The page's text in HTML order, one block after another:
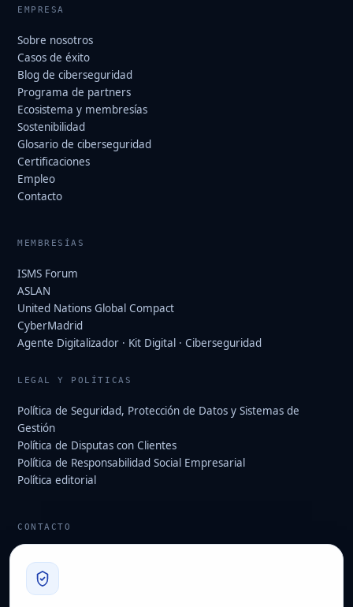
EMPRESA
Sobre nosotros
Casos de éxito
Blog de ciberseguridad
Programa de partners
Ecosistema y membresías
Sostenibilidad
Glosario de ciberseguridad
Certificaciones
Empleo
Contacto
MEMBRESÍAS
ISMS Forum
ASLAN
United Nations Global Compact
CyberMadrid
Agente Digitalizador · Kit Digital · Ciberseguridad
LEGAL Y POLÍTICAS
Política de Seguridad, Protección de Datos y Sistemas de
Gestión
Política de Disputas con Clientes
Política de Responsabilidad Social Empresarial
Política editorial
CONTACTO
910 139 827
Oficina operativa y fiscal: Avenida Juan Caramuel, 1 · Parque